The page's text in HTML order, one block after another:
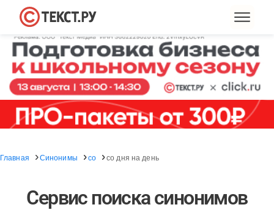
Главная Синонимы со со дня на день
Сервис поиска синонимов